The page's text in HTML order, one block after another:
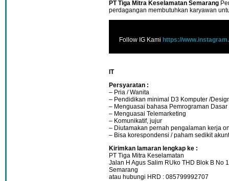
PT Tiga Mitra Keselamatan Semarang
perdagangan membutuhkan karyawan
Follow IG Kami https://
IT
Persyaratan :
– Pria / Wanita
– Pendidikan minimal D3 Komputer /
– Menguasai bahasa Pemrograman Dasar
– Menguasai Telemarketing
– Komunikatif, jujur
– Diutamakan pernah pengalaman kerja
– Bisa korespondensi / paham sedikit
Kirimkan lamaran lengkap ke :
PT Tiga Mitra Keselamatan
Jalan H Agus Salim RUko THD Blok B No 1
Semarang
atau hubungi HRD : 085799992707